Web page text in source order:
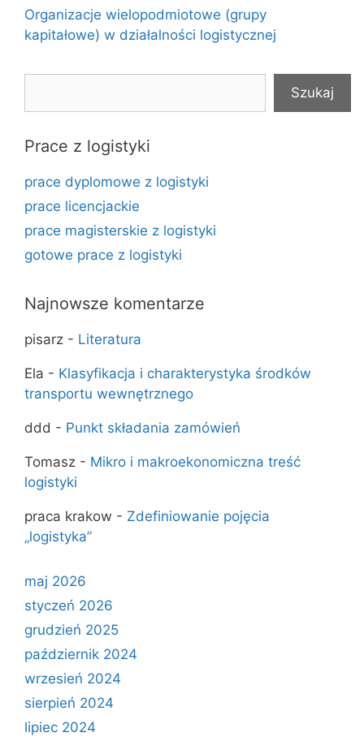
Organizacje wielopodmiotowe (grupy
kapitałowe) w działalności logistycznej
Szukaj
Prace z logistyki
prace dyplomowe z logistyki
prace licencjackie
prace magisterskie z logistyki
gotowe prace z logistyki
Najnowsze komentarze
pisarz - Literatura
Ela - Klasyfikacja i charakterystyka środków
transportu wewnętrznego
ddd - Punkt składania zamówień
Tomasz - Mikro i makroekonomiczna treść
logistyki
praca krakow - Zde­finiowanie pojęcia
„logistyka”
maj 2026
styczeń 2026
grudzień 2025
październik 2024
wrzesień 2024
sierpień 2024
lipiec 2024